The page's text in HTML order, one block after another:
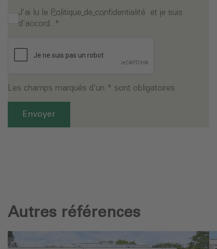
J'ai lu le Politique de confidentialité et je suis
d'accord. *
Les champs marqués d'un * sont obligatoires.
Envoyer
Autres références